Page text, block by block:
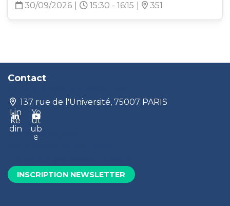
30/09/2026 15:30 - 16:15 351
Contact
137 rue de l'Université, 75007 PARIS
Lin
ke
din
Yo
ut
ub
e
Mentions légales
INSCRIPTION NEWSLETTER